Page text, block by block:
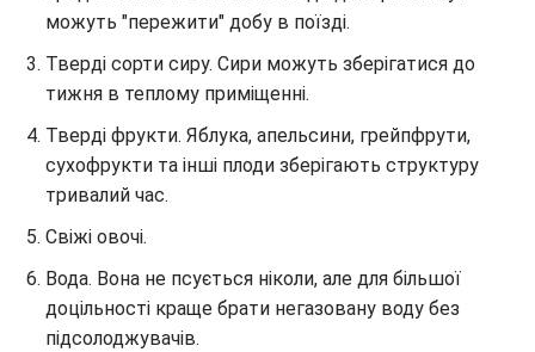
можуть "пережити" добу в поїзді.
Тверді сорти сиру. Сири можуть зберігатися до
тижня в теплому приміщенні.
Тверді фрукти. Яблука, апельсини, грейпфрути,
сухофрукти та інші плоди зберігають структуру
тривалий час.
Свіжі овочі.
Вода. Вона не псується ніколи, але для більшої
доцільності краще брати негазовану воду без
підсолоджувачів.